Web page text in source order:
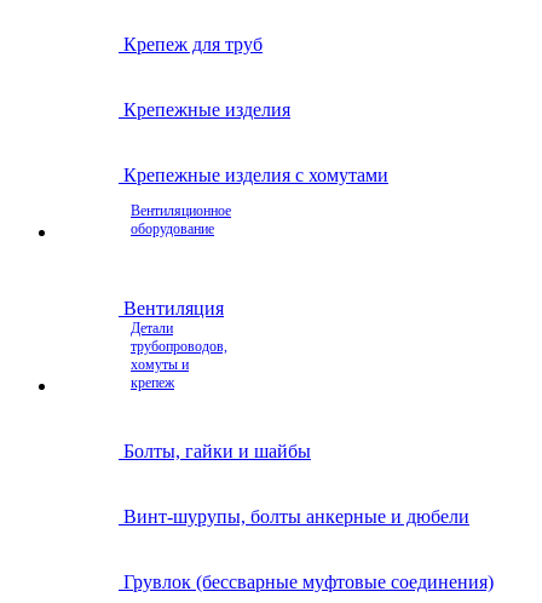
Крепеж для труб
Крепежные изделия
Крепежные изделия с хомутами
Вентиляционное
оборудование
Вентиляция
Детали
трубопроводов,
хомуты и
крепеж
Болты, гайки и шайбы
Винт-шурупы, болты анкерные и дюбели
Грувлок (бессварные муфтовые соединения)